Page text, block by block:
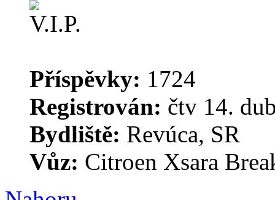
Příspěvky: 1724
Registrován: čtv 14.
Bydliště: Revúca, SR
Vůz: Citroen Xsara